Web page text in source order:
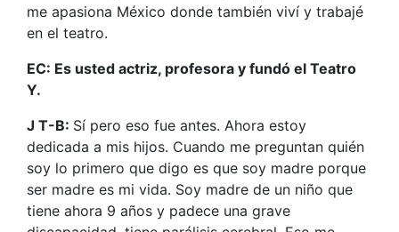
me apasiona México donde también viví y trabajé
en el teatro.
EC: Es usted actriz, profesora y fundó el Teatro
Y.
J T-B: Sí pero eso fue antes. Ahora estoy
dedicada a mis hijos. Cuando me preguntan quién
soy lo primero que digo es que soy madre porque
ser madre es mi vida. Soy madre de un niño que
tiene ahora 9 años y padece una grave